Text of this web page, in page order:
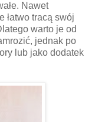
Nawet
łatwo tracą swój
warto je od
jednak po
lub jako dodatek